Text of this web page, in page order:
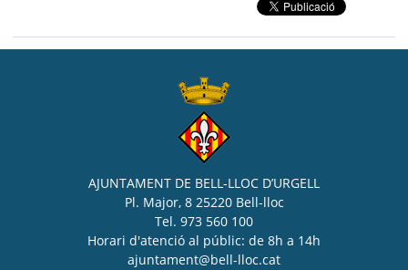
AJUNTAMENT DE BELL-LLOC D’URGELL
Pl. Major, 8 25220 Bell-lloc
Tel. 973 560 100
Horari d'atenció al públic: de 8h a 14h
ajuntament@bell-lloc.cat